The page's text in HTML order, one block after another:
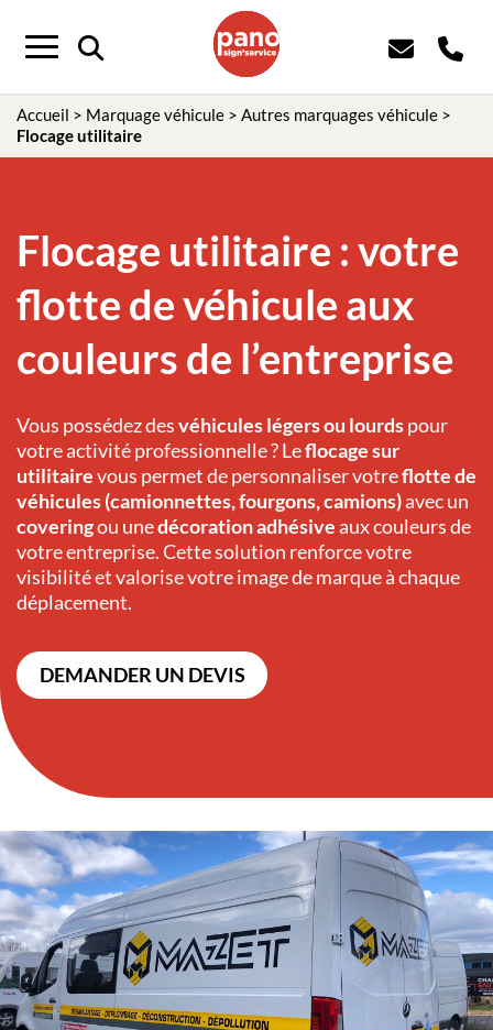
Menu
Accueil > Marquage véhicule > Autres marquages véhicule >
Flocage utilitaire
Flocage utilitaire : votre
flotte de véhicule aux
couleurs de l’entreprise
Vous possédez desvéhicules légers ou lourdspour
votre activité professionnelle ? Leflocage sur
utilitairevous permet de personnaliser votreflotte de
véhicules (camionnettes, fourgons, camions)avec un
coveringou unedécoration adhésiveaux couleurs de
votre entreprise. Cette solution renforce votre
visibilité et valorise votre image de marque à chaque
déplacement.
DEMANDER UN DEVIS
Panneau de gestion des cookies